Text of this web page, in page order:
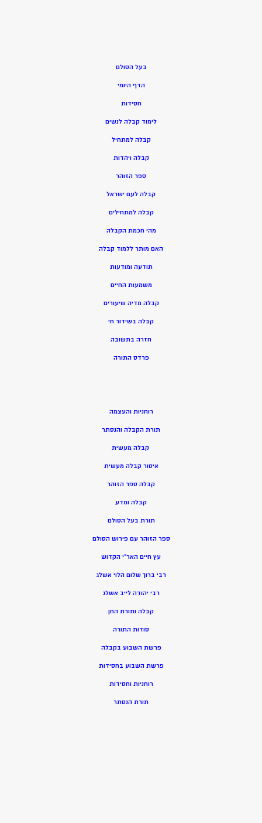
בעל הסולם
הדף היומי
חסידות
לימוד קבלה לנשים
קבלה למתחיל
קבלה ויהדות
ספר הזוהר
קבלה לעם ישראל
קבלה למתחילים
מהי חכמת הקבלה
האם מותר ללמוד קבלה
תודעה ומודעות
משמעות החיים
קבלה מדיה שיעורים
קבלה בשידור חי
חזרה בתשובה
פרדס התורה
רוחניות והעצמה
תורת הקבלה והנסתר
קבלה מעשית
איסור קבלה מעשית
קבלה ספר הזוהר
קבלה ומדע
תורת בעל הסולם
ספר הזוהר עם פירוש הסולם
עץ חיים האר”י הקדוש
רבי ברוך שלום הלוי אשלג
רבי יהודה לייב אשלג
קבלה ותורת החן
סודות התורה
פרשת השבוע בקבלה
פרשת השבוע בחסידות
רוחניות וחסידות
תורת הנסתר